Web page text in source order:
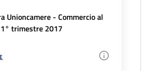
Unioncamere - Commercio al
trimestre 2017